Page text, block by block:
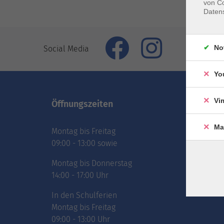
Social Media
Öffnungszeiten
Montag bis Freitag
09:00 - 13:00 sowie
Montag bis Donnerstag
14:00 - 17:00 Uhr
In den Schulferien
Montag bis Freitag
09:00 - 13:00 Uhr
von